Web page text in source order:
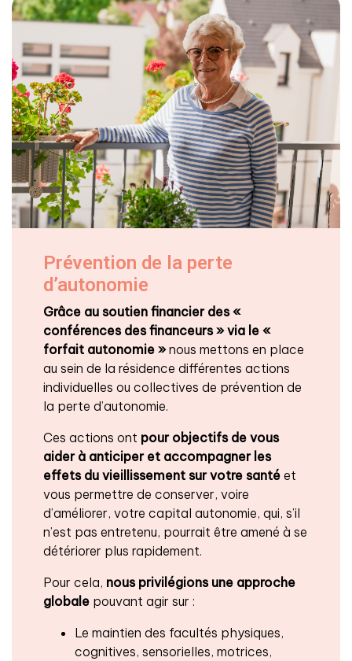
Prévention de la perte
d’autonomie
Grâce au soutien financier des «
conférences des financeurs » via le «
forfait autonomie »nous mettons en place
au sein de la résidence différentes actions
individuelles ou collectives de prévention de
la perte d’autonomie.
Ces actions ont pour objectifs de vous
aider à anticiper et accompagner les
effets du vieillissement sur votre santé et
vous permettre de conserver, voire
d’améliorer, votre capital autonomie, qui, s’il
n’est pas entretenu, pourrait être amené à se
détériorer plus rapidement.
Pour cela, nous privilégions une approche
globale pouvant agir sur :
Le maintien des facultés physiques,
cognitives, sensorielles, motrices,